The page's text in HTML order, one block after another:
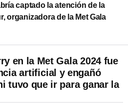
captado la atención de la
organizadora de la Met Gala
en la Met Gala 2024 fue
artificial y engañó
tuvo que ir para ganar la